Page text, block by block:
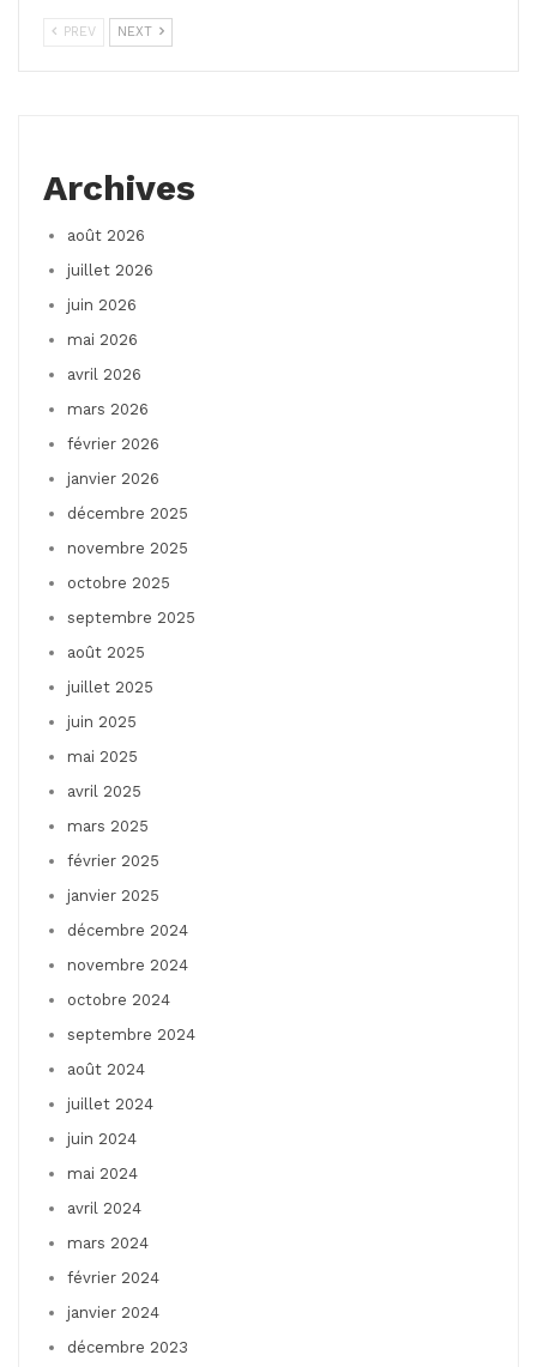
PREV NEXT
Archives
août 2026
juillet 2026
juin 2026
mai 2026
avril 2026
mars 2026
février 2026
janvier 2026
décembre 2025
novembre 2025
octobre 2025
septembre 2025
août 2025
juillet 2025
juin 2025
mai 2025
avril 2025
mars 2025
février 2025
janvier 2025
décembre 2024
novembre 2024
octobre 2024
septembre 2024
août 2024
juillet 2024
juin 2024
mai 2024
avril 2024
mars 2024
février 2024
janvier 2024
décembre 2023